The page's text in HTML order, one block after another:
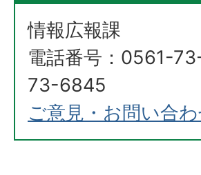
情報広報課
電話番号：0561-
73-6845
ご意見・お問い合